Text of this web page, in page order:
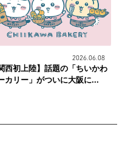
2026.06.08
西初上陸】話題の「ちいかわ
カリー」がついに大阪に...